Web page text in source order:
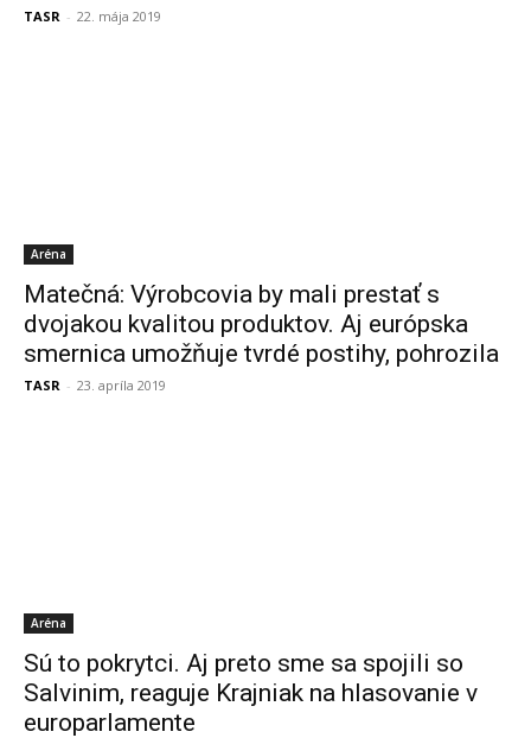
TASR - 22. mája 2019
Aréna
Matečná: Výrobcovia by mali prestať s
dvojakou kvalitou produktov. Aj európska
smernica umožňuje tvrdé postihy, pohrozila
TASR - 23. apríla 2019
Aréna
Sú to pokrytci. Aj preto sme sa spojili so
Salvinim, reaguje Krajniak na hlasovanie v
europarlamente